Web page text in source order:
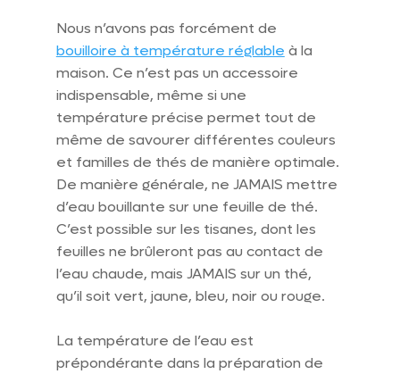
Nous n’avons pas forcément de
bouilloire à température réglable à la
maison. Ce n’est pas un accessoire
indispensable, même si une
température précise permet tout de
même de savourer différentes couleurs
et familles de thés de manière optimale.
De manière générale, ne JAMAIS mettre
d’eau bouillante sur une feuille de thé.
C’est possible sur les tisanes, dont les
feuilles ne brûleront pas au contact de
l’eau chaude, mais JAMAIS sur un thé,
qu’il soit vert, jaune, bleu, noir ou rouge.
La température de l’eau est
prépondérante dans la préparation de